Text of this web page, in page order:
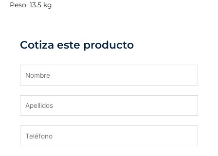
Peso: 13.5 kg
Cotiza este producto